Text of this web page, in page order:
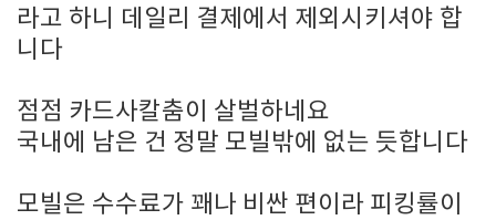
라고 하니 데일리 결제에서 제외시키셔야 합
니다
점점 카드사칼춤이 살벌하네요
국내에 남은 건 정말 모빌밖에 없는 듯합니다
모빌은 수수료가 꽤나 비싼 편이라 피킹률이